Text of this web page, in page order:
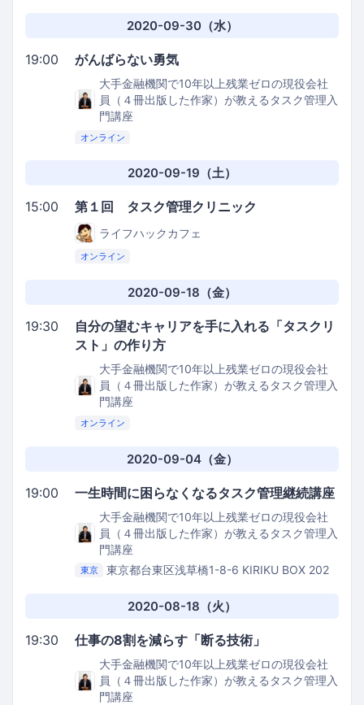
2020-09-30（水）
19:00 がんばらない勇気
大手金融機関で10年以上残業ゼロの現役会社
員（４冊出版した作家）が教えるタスク管理入
門講座
オンライン
2020-09-19（土）
15:00 第１回 タスク管理クリニック
ライフハックカフェ
オンライン
2020-09-18（金）
19:30
自分の望むキャリアを手に入れる「タスクリ
スト」の作り方
大手金融機関で10年以上残業ゼロの現役会社
員（４冊出版した作家）が教えるタスク管理入
門講座
オンライン
2020-09-04（金）
19:00 一生時間に困らなくなるタスク管理継続講座
大手金融機関で10年以上残業ゼロの現役会社
員（４冊出版した作家）が教えるタスク管理入
門講座
東京
東京都台東区浅草橋1-8-6 KIRIKU BOX 202
2020-08-18（火）
19:30 仕事の8割を減らす「断る技術」
大手金融機関で10年以上残業ゼロの現役会社
員（４冊出版した作家）が教えるタスク管理入
門講座